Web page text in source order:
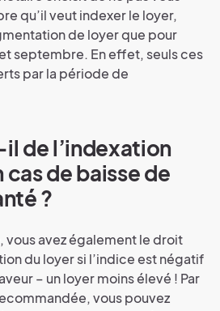
qu’il veut indexer le loyer,
de loyer que pour
septembre. En effet, seuls ces
par la période de
de l’indexation
cas de baisse de
?
vous avez également le droit
du loyer si l’indice est négatif
– un loyer moins élevé ! Par
vous pouvez